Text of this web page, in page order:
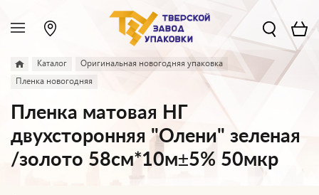
Каталог
Оригинальная новогодняя упаковка
Пленка новогодняя
Пленка матовая НГ
двухсторонняя "Олени" зеленая
/золото 58см*10м±5% 50мкр